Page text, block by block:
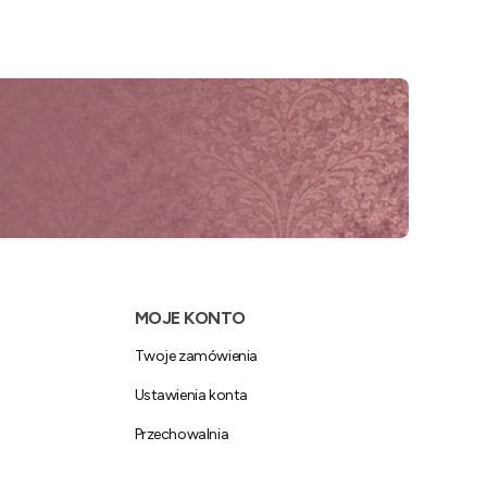
MOJE KONTO
Twoje zamówienia
Ustawienia konta
Przechowalnia